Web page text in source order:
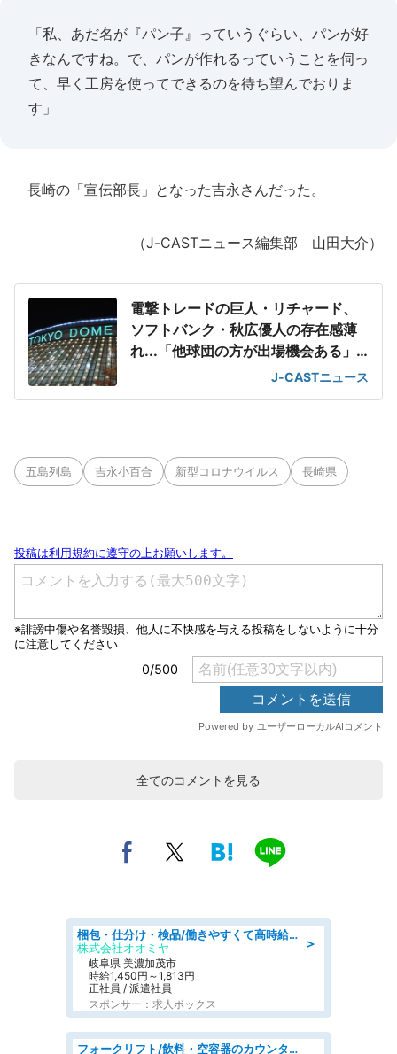
「私、あだ名が『パン子』っていうぐらい、パンが好
きなんですね。で、パンが作れるっていうことを伺っ
て、早く工房を使ってできるのを待ち望んでおりま
す」
長崎の「宣伝部長」となった吉永さんだった。
（J-CASTニュース編集部 山田大介）
電撃トレードの巨人・リチャード、
ソフトバンク・秋広優人の存在感薄
れ...「他球団の方が出場機会ある」
J-CASTニュース
五島列島 吉永小百合 新型コロナウイルス 長崎県
全てのコメントを見る
＞
梱包・仕分け・検品/働きやすくて高時給の仕分け作業長期休暇充実/残業なし
株式会社オオミヤ
岐阜県 美濃加茂市
時給1,450円～1,813円
正社員 / 派遣社員
スポンサー：求人ボックス
フォークリフト/飲料・空容器のカウンターフォーク/駒形駅/車11分